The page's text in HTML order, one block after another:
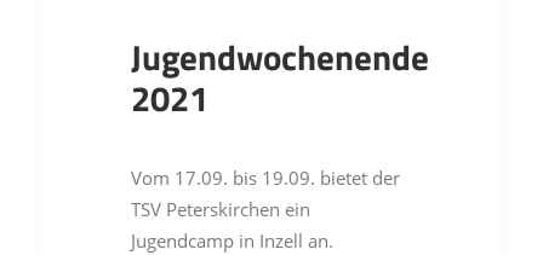
Jugendwochenende
2021
Vom 17.09. bis 19.09. bietet der
TSV Peterskirchen ein
Jugendcamp in Inzell an.